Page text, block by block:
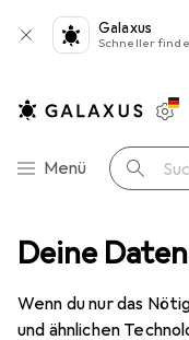
Deine
Wenn du nur das
und ähnlichen
Galaxus
Schneller
Navigation nach
Menü Suche
Malstifte Faber-